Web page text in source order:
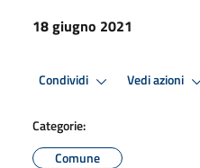
18 giugno 2021
Condividi Vedi azioni
Categorie:
Comune